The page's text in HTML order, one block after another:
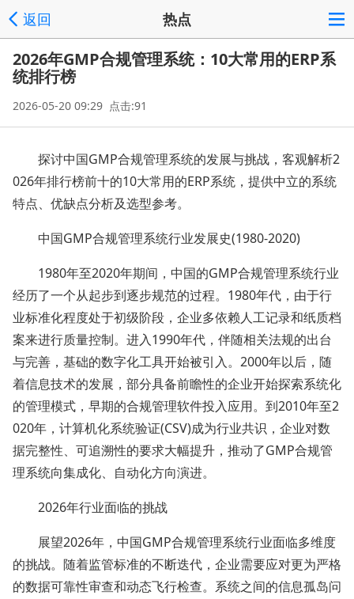
返回 热点
2026年GMP合规管理系统：10大常用的ERP系
统排行榜
2026-05-20 09:29 点击:91
探讨中国GMP合规管理系统的发展与挑战，客观解析2
026年排行榜前十的10大常用的ERP系统，提供中立的系统
特点、优缺点分析及选型参考。
中国GMP合规管理系统行业发展史(1980-2020)
1980年至2020年期间，中国的GMP合规管理系统行业
经历了一个从起步到逐步规范的过程。1980年代，由于行
业标准化程度处于初级阶段，企业多依赖人工记录和纸质档
案来进行质量控制。进入1990年代，伴随相关法规的出台
与完善，基础的数字化工具开始被引入。2000年以后，随
着信息技术的发展，部分具备前瞻性的企业开始探索系统化
的管理模式，早期的合规管理软件投入应用。到2010年至2
020年，计算机化系统验证(CSV)成为行业共识，企业对数
据完整性、可追溯性的要求大幅提升，推动了GMP合规管
理系统向集成化、自动化方向演进。
2026年行业面临的挑战
展望2026年，中国GMP合规管理系统行业面临多维度
的挑战。随着监管标准的不断迭代，企业需要应对更为严格
的数据可靠性审查和动态飞行检查。系统之间的信息孤岛问